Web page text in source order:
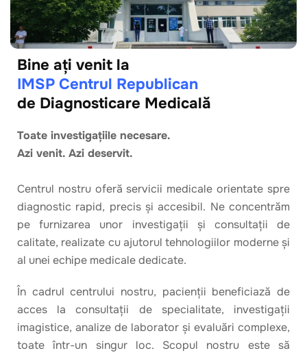
Bine ați venit la
IMSP Centrul Republican
de Diagnosticare Medicală
Toate investigațiile necesare.
Azi venit. Azi deservit.
Centrul nostru oferă servicii medicale orientate spre
diagnostic rapid, precis și accesibil. Ne concentrăm
pe furnizarea unor investigații și consultații de
calitate, realizate cu ajutorul tehnologiilor moderne și
al unei echipe medicale dedicate.
În cadrul centrului nostru, pacienții beneficiază de
acces la consultații de specialitate, investigații
imagistice, analize de laborator și evaluări complexe,
toate într-un singur loc. Scopul nostru este să